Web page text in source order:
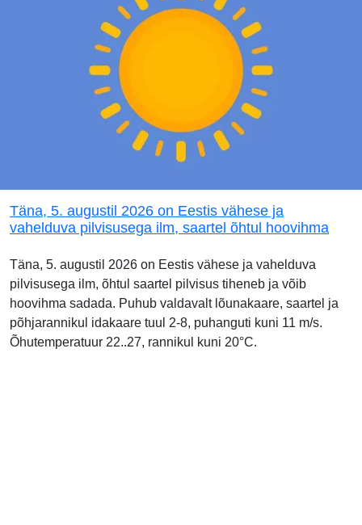
Täna, 5. augustil 2026 on Eestis vähese ja
vahelduva pilvisusega ilm, saartel õhtul hoovihma
Täna, 5. augustil 2026 on Eestis vähese ja vahelduva
pilvisusega ilm, õhtul saartel pilvisus tiheneb ja võib
hoovihma sadada. Puhub valdavalt lõunakaare, saartel ja
põhjarannikul idakaare tuul 2-8, puhanguti kuni 11 m/s.
Õhutemperatuur 22..27, rannikul kuni 20°C.